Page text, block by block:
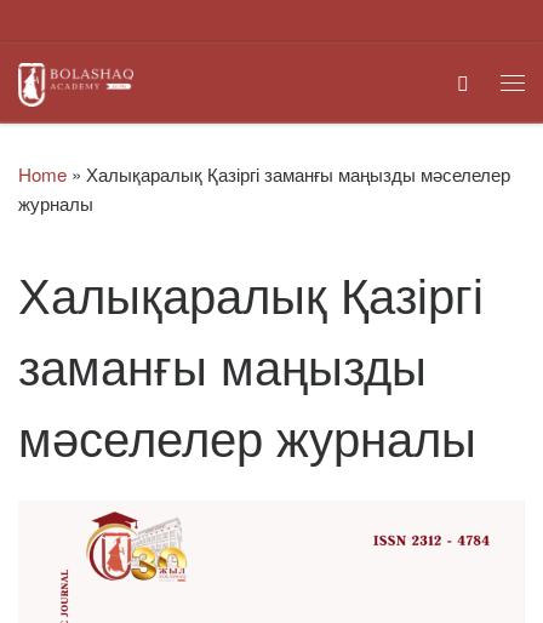
Search
Home » Халықаралық Қазіргі заманғы маңызды мәселелер
журналы
Халықаралық Қазіргі
заманғы маңызды
мәселелер журналы